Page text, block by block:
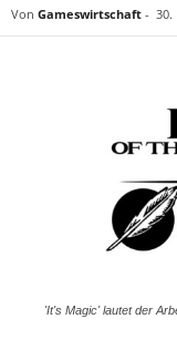
Von Gameswirtschaft - 30.
'It's Magic' lautet der